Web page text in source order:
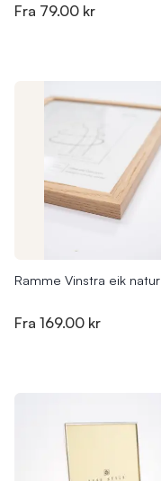
Fra 79.00 kr
Ramme Vinstra eik natur
Fra 169.00 kr